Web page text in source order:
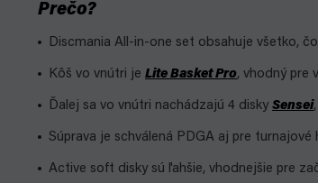
Prečo?
Discmania All-in-one set obsahuje všetko,
Kôš vo vnútri je Lite Basket Pro, vhodný pre
Ďalej sa vo vnútri nachádzajú 4 disky Sensei
Súprava je schválená PDGA aj pre turnajové
Active soft disky sú ľahšie, vhodnejšie pre